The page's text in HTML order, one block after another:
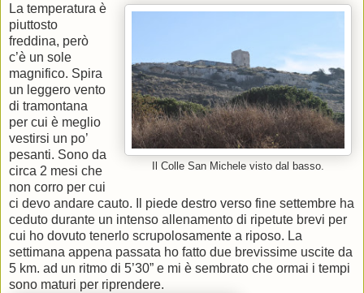
Il Colle San Michele visto dal basso.
La temperatura è
piuttosto
freddina, però
c’è un sole
magnifico. Spira
un leggero vento
di tramontana
per cui è meglio
vestirsi un po’
pesanti. Sono da
circa 2 mesi che
non corro per cui
ci devo andare cauto. Il piede destro verso fine settembre ha
ceduto durante un intenso allenamento di ripetute brevi per
cui ho dovuto tenerlo scrupolosamente a riposo. La
settimana appena passata ho fatto due brevissime uscite da
5 km. ad un ritmo di 5’30” e mi è sembrato che ormai i tempi
sono maturi per riprendere.